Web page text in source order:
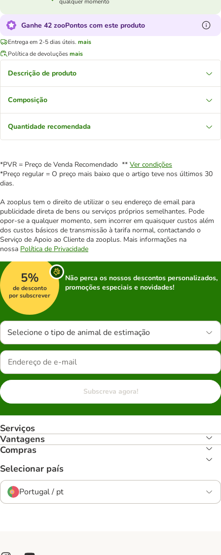
Ganhe 42 zooPontos com este produto
Entrega em 2-5 dias úteis. mais
Política de devoluçõesmais
Descrição de produto
Composição
Quantidade recomendada
*PVR = Preço de Venda Recomendado ** Ver condições
*Preço regular = O preço mais baixo que o artigo teve nos últimos 30
dias.
A zooplus tem o direito de utilizar o seu endereço de email para
publicidade direta de bens ou serviços próprios semelhantes. Pode
opor-se a qualquer momento, sem incorrer em quaisquer custos além
dos custos básicos de transmissão à tarifa normal, contactando o
Serviço de Apoio ao Cliente da zooplus. Mais informações na
nossa Política de Privacidade
5%
de desconto
por subscrever
Não perca os nossos descontos personalizados,
promoções especiais e novidades!
Selecione o tipo de animal de estimação
Subscreva agora!
Serviços
Vantagens
Compras
Selecionar país
Portugal / pt